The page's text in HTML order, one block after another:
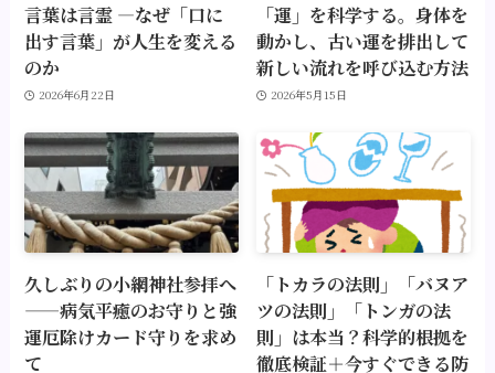
言葉は言霊 ―なぜ「口に
出す言葉」が人生を変える
のか
2026年6月22日
「運」を科学する。身体を
動かし、古い運を排出して
新しい流れを呼び込む方法
2026年5月15日
久しぶりの小網神社参拝へ
——病気平癒のお守りと強
運厄除けカード守りを求め
て
「トカラの法則」「バヌア
ツの法則」「トンガの法
則」は本当？科学的根拠を
徹底検証＋今すぐできる防